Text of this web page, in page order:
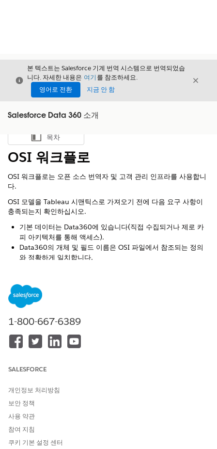
닫기
본 텍스트는 Salesforce 기계 번역 시스템으로 번역되었습
니다. 자세한 내용은 여기 를 참조하세요.
영어로 전환
지금 안 함
닫기
Salesforce Data 360 소개
목차 표시
목차
OSI 워크플로
OSI 워크플로는 오픈 소스 번역자 및 고객 관리 인프라를 사용합니
다.
OSI 모델을 Tableau 시맨틱스로 가져오기 전에 다음 요구 사항이
충족되는지 확인하십시오.
기본 데이터는 Data360에 있습니다(직접 수집되거나 제로 카
피 아키텍처를 통해 액세스).
Data360의 개체 및 필드 이름은 OSI 파일에서 참조되는 정의
와 정확하게 일치합니다.
워크플로에는 다음 단계가 포함됩니다.
기존 모델을 OSI 형식으로 내보냅니다.
따라 다릅니다(Snowflake, dbt 등). 각 공급업체는 번역을 위해
다른 도구를 제공할 수 있지만, 모든 게시된 번역자는
GitHub 저장소
에서 찾을 수 있습니다. 이 단계의 결과는 OSI 형
OSI 파일에 필수 메타데이터 추가
으며 사용자 정의 확장을 통해 OSI 파일에 수동으로 추가해야
합니다. Data360 구성에 맞게 아래 속성을 사용하여 OSI 파일
을 업데이트합니다.
API 이름과 일치하도록 각 데이터 집합에 대한 소스 값을 업
데이트합니다.
1-800-667-6389
SALESFORCE
개인정보 처리방침
보안 정책
사용 약관
참여 지침
쿠키 기본 설정 센터